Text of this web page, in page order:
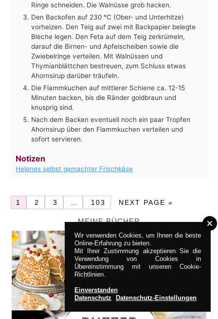
Ringe schneiden. Die Walnüsse grob hacken.
Den Backofen auf 230 °C (Ober- und Unterhitze)
vorheizen. Den Teig auf zwei mit Backpapier belegte
Bleche legen. Den Feta auf dem Teig zerkrümeln,
darauf die Birnen- und Apfelscheiben sowie die
Zwiebelringe verteilen. Mit Walnüssen und
Thymianblättchen bestreuen, zum Schluss etwas
Ahornsirup darüber träufeln.
Die Flammkuchen auf mittlerer Schiene ca. 12-15
Minuten backen, bis die Ränder goldbraun und
knusprig sind.
Nach dem Backen eventuell noch ein paar Tropfen
Ahornsirup über den Flammkuchen verteilen und
sofort servieren.
Notizen
Helenes selbst gemachter Frischkäse
1 2 3 103 NEXT PAGE »
MEINE BÜCHER
Wir verwenden Cookies, um Ihnen die beste
Online-Erfahrung zu bieten.
Mit Ihrer Zustimmung akzeptieren Sie die
Verwendung von Cookies in
Übereinstimmung mit unseren Cookie-
Richtlinien.
Einverstanden
Datenschutz
Datenschutz-Einstellungen